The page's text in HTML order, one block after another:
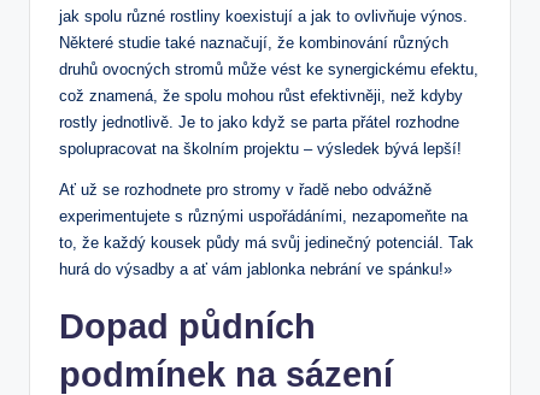
jak spolu různé rostliny koexistují a jak to ovlivňuje výnos.
Některé studie také naznačují, že kombinování různých
druhů ovocných stromů může vést ke synergickému efektu,
což znamená, že spolu mohou růst efektivněji, než kdyby
rostly jednotlivě. Je to jako když se parta přátel rozhodne
spolupracovat na školním projektu – výsledek bývá lepší!
Ať už se rozhodnete pro stromy v řadě nebo odvážně
experimentujete s různými uspořádáními, nezapomeňte na
to, že každý kousek půdy má svůj jedinečný potenciál. Tak
hurá do výsadby a ať vám jablonka nebrání ve spánku!»
Dopad půdních
podmínek na sázení